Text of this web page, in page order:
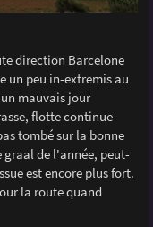
direction Barcelone
un peu in-extremis au
mauvais jour
flotte continue
tombé sur la bonne
de l'année, peut-
est encore plus fort.
la route quand